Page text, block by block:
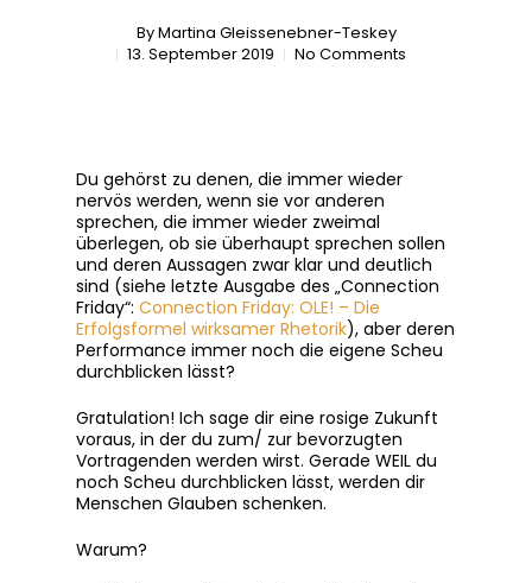
ByMartina Gleissenebner-Teskey
13. September 2019
No Comments
Du gehörst zu denen, die immer wieder
nervös werden, wenn sie vor anderen
sprechen, die immer wieder zweimal
überlegen, ob sie überhaupt sprechen sollen
und deren Aussagen zwar klar und deutlich
sind (siehe letzte Ausgabe des „Connection
Friday“: Connection Friday: OLE! – Die
Erfolgsformel wirksamer Rhetorik), aber deren
Performance immer noch die eigene Scheu
durchblicken lässt?
Gratulation! Ich sage dir eine rosige Zukunft
voraus, in der du zum/ zur bevorzugten
Vortragenden werden wirst. Gerade WEIL du
noch Scheu durchblicken lässt, werden dir
Menschen Glauben schenken.
Warum?